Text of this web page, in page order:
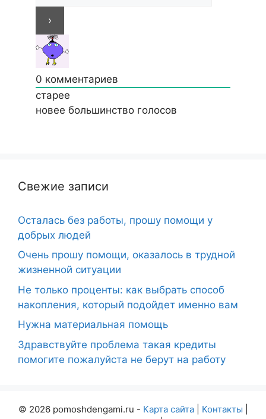
0 комментариев
старее
новее большинство голосов
Свежие записи
Осталась без работы, прошу помощи у
добрых людей
Очень прошу помощи, оказалось в трудной
жизненной ситуации
Не только проценты: как выбрать способ
накопления, который подойдет именно вам
Нужна материальная помощь
Здравствуйте проблема такая кредиты
помогите пожалуйста не берут на работу
© 2026 pomoshdengami.ru - Карта сайта| Контакты